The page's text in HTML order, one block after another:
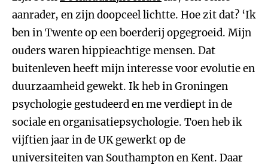
aanrader, en zijn doopceel lichtte. Hoe zit dat? ‘Ik
ben in Twente op een boerderij opgegroeid. Mijn
ouders waren hippieachtige mensen. Dat
buitenleven heeft mijn interesse voor evolutie en
duurzaamheid gewekt. Ik heb in Groningen
psychologie gestudeerd en me verdiept in de
sociale en organisatiepsychologie. Toen heb ik
vijftien jaar in de UK gewerkt op de
universiteiten van Southampton en Kent. Daar